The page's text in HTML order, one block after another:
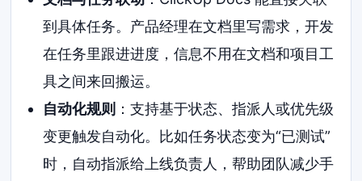
到具体任务。产品经理在文档里写需求，开发
在任务里跟进进度，信息不用在文档和项目工
具之间来回搬运。
自动化规则 ：支持基于状态、指派人或优先级
变更触发自动化。比如任务状态变为“已测试”
时，自动指派给上线负责人，帮助团队减少手